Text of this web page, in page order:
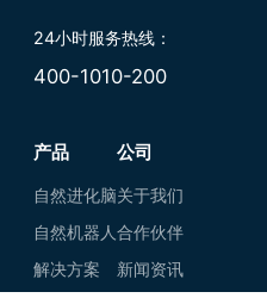
24小时服务热线：
400-1010-200
产品
自然进化脑
自然机器人
解决方案
公司
关于我们
合作伙伴
新闻资讯